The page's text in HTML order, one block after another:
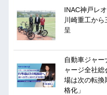
INAC神戸レ
川崎重工か
呈
自動車ジャ
ャージ全社
場は次の転換
格化」